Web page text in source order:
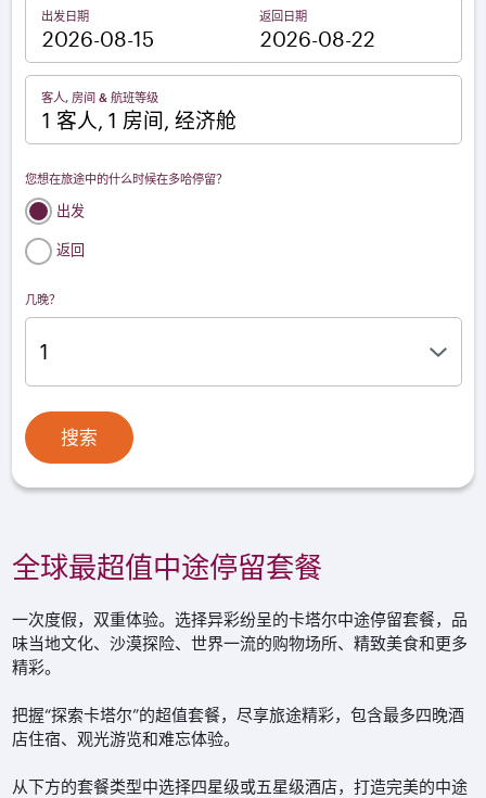
出发日期 返回日期
客人, 房间 & 航班等级
1 客人, 1 房间, 经济舱
您想在旅途中的什么时候在多哈停留？
出发
返回
几晚？
搜索
全球最超值中途停留套餐
一次度假，双重体验。选择异彩纷呈的卡塔尔中途停留套餐，品
味当地文化、沙漠探险、世界一流的购物场所、精致美食和更多
精彩。
把握“探索卡塔尔”的超值套餐，尽享旅途精彩，包含最多四晚酒
店住宿、观光游览和难忘体验。
从下方的套餐类型中选择四星级或五星级酒店，打造完美的中途